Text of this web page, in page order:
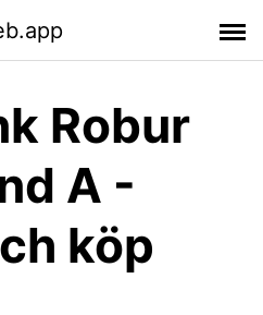
Robur
A -
köp